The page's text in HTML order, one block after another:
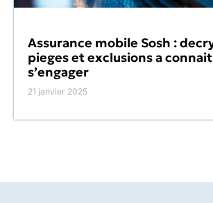
Assurance mobile Sosh :
pieges et exclusions a
s’engager
21 janvier 2025